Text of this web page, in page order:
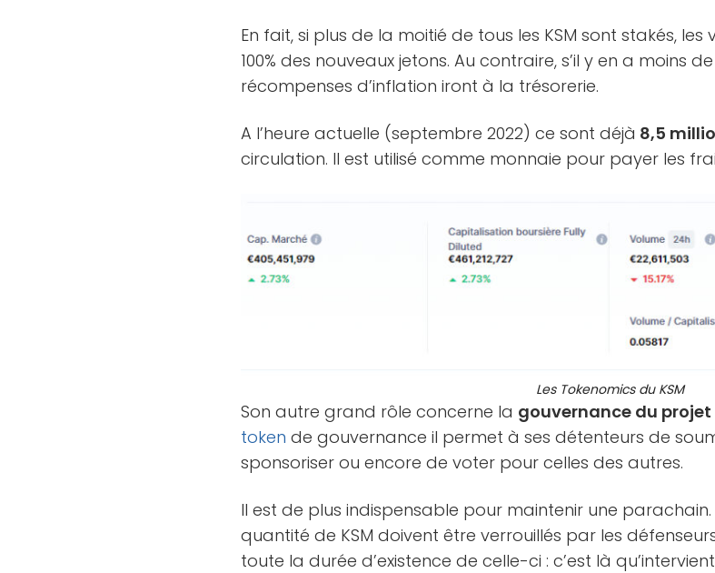
En fait, si plus de la moitié de tous les KSM sont stakés,
100% des nouveaux jetons. Au contraire, s’il y en a moins
récompenses d’inflation iront à la trésorerie.
A l’heure actuelle (septembre 2022) ce sont déjà 8,5
circulation. Il est utilisé comme monnaie pour payer les
Les Tokenomics du KSM
Son autre grand rôle concerne la gouvernance du
token de gouvernance il permet à ses détenteurs de
sponsoriser ou encore de voter pour celles des autres.
Il est de plus indispensable pour maintenir une
quantité de KSM doivent être verrouillés par les
toute la durée d’existence de celle-ci : c’est là